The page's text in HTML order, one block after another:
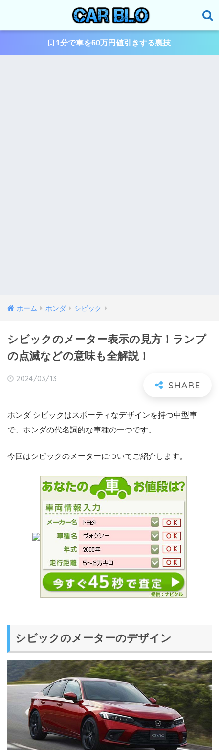
1分で車を60万円値引きする裏技
ホーム ホンダ シビック
シビックのメーター表示の見方！ランプ
の点滅などの意味も全解説！
2024/03/13
ホンダ シビックはスポーティなデザインを持つ中型車
で、ホンダの代名詞的な車種の一つです。
今回はシビックのメーターについてご紹介します。
シビックのメーターのデザイン